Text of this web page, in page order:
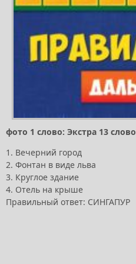
фото 1 слово: Экстра 13 слово
1. Вечерний город
2. Фонтан в виде льва
3. Круглое здание
4. Отель на крыше
Правильный ответ: СИНГАПУР